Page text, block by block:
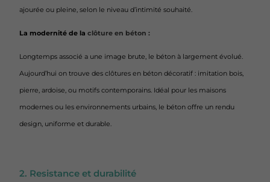
ajourée ou pleine, selon le niveau d’intimité souhaité.
La modernité de laclôture en béton :
Longtemps associé a une image brute, le béton à largement évolué.
Aujourd’hui on trouve des clôtures en béton décoratif : imitation bois,
pierre, ardoise, ou motifs contemporains. Idéal pour les maisons
modernes ou les environnements urbains, le béton offre un rendu
design, uniforme et durable.
2. Resistance et durabilité